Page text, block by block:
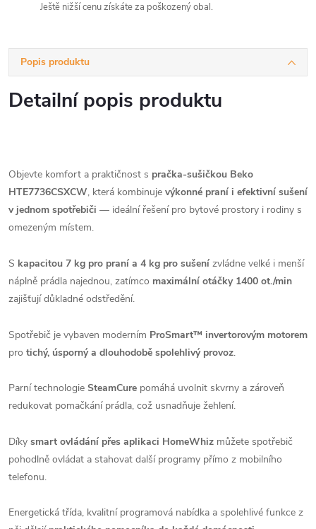
Ještě nižší cenu získáte za poškozený obal.
Popis produktu
Detailní popis produktu
Objevte komfort a praktičnost s pračka-sušičkou Beko
HTE7736CSXCW, která kombinuje výkonné praní i efektivní sušení
v jednom spotřebiči — ideální řešení pro bytové prostory i rodiny s
omezeným místem.
S kapacitou 7 kg pro praní a 4 kg pro sušení zvládne velké i menší
náplně prádla najednou, zatímco maximální otáčky 1400 ot./min
zajišťují důkladné odstředění.
Spotřebič je vybaven moderním ProSmart™ invertorovým motorem
pro tichý, úsporný a dlouhodobě spolehlivý provoz.
Parní technologie SteamCure pomáhá uvolnit skvrny a zároveň
redukovat pomačkání prádla, což usnadňuje žehlení.
Díky smart ovládání přes aplikaci HomeWhiz můžete spotřebič
pohodlně ovládat a stahovat další programy přímo z mobilního
telefonu.
Energetická třída, kvalitní programová nabídka a spolehlivé funkce z